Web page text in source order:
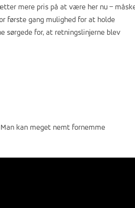
mere pris på at være her nu –
første gang mulighed for at holde
sørgede for, at retningslinjerne blev
kan meget nemt fornemme